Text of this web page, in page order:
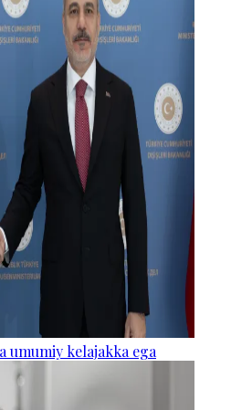
umumiy kelajakka ega